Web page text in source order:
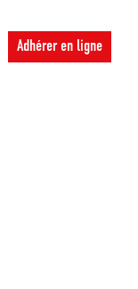
Adhérer en ligne